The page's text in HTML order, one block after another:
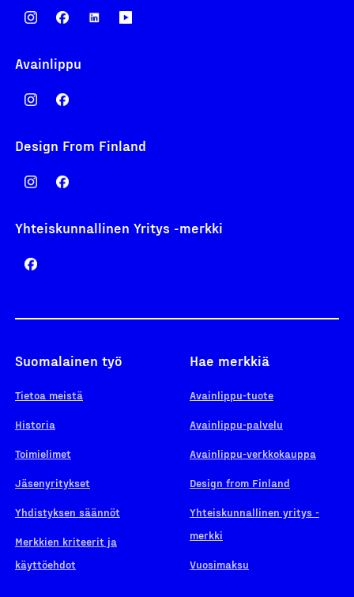
Avainlippu
Design From Finland
Yhteiskunnallinen Yritys -merkki
Suomalainen työ
Tietoa meistä
Historia
Toimielimet
Jäsenyritykset
Yhdistyksen säännöt
Merkkien kriteerit ja
käyttöehdot
Hae merkkiä
Avainlippu-tuote
Avainlippu-palvelu
Avainlippu-verkkokauppa
Design from Finland
Yhteiskunnallinen yritys -
merkki
Vuosimaksu